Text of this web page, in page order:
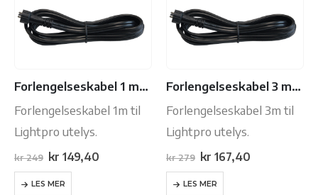
Forlengelseskabel 1 meter SPT-2W, max 150W
Forlengelseskabel 1m til
Lightpro utelys.
kr249 Opprinnelig
var:
kr 249.
kr 149,40Nåværende
LES MER
Forlengelseskabel 3 meter SPT-2W, max 150W
Forlengelseskabel 3m til
Lightpro utelys.
kr279 Opprinnelig
var:
kr 279.
kr 167,40Nåværende
LES MER